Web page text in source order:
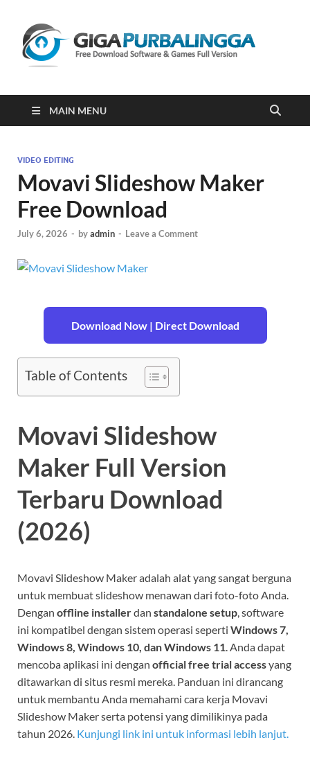
2023
MAIN MENU
VIDEO EDITING
Movavi Slideshow Maker
Free Download
July 6, 2026 - byadmin - Leave a Comment
Download Now | Direct Download
Table of Contents
Movavi Slideshow
Maker Full Version
Terbaru Download
(2026)
Movavi Slideshow Maker adalah alat yang sangat berguna
untuk membuat slideshow menawan dari foto-foto Anda.
Dengan offline installerdan standalone setup, software
ini kompatibel dengan sistem operasi seperti Windows 7,
Windows 8, Windows 10, dan Windows 11. Anda dapat
mencoba aplikasi ini dengan official free trial accessyang
ditawarkan di situs resmi mereka. Panduan ini dirancang
untuk membantu Anda memahami cara kerja Movavi
Slideshow Maker serta potensi yang dimilikinya pada
tahun 2026. Kunjungi link ini untuk informasi lebih lanjut.